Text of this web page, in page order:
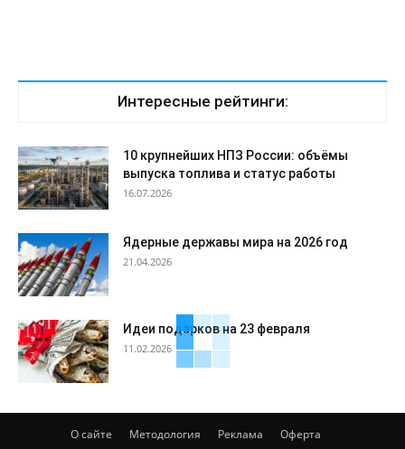
Интересные рейтинги:
10 крупнейших НПЗ России: объёмы
выпуска топлива и статус работы
16.07.2026
Ядерные державы мира на 2026 год
21.04.2026
Идеи подарков на 23 февраля
11.02.2026
О сайте Методология Реклама
Оферта